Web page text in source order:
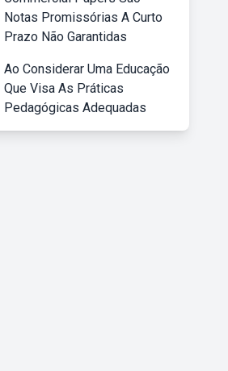
Notas Promissórias A Curto
Prazo Não Garantidas
Ao Considerar Uma Educação
Que Visa As Práticas
Pedagógicas Adequadas